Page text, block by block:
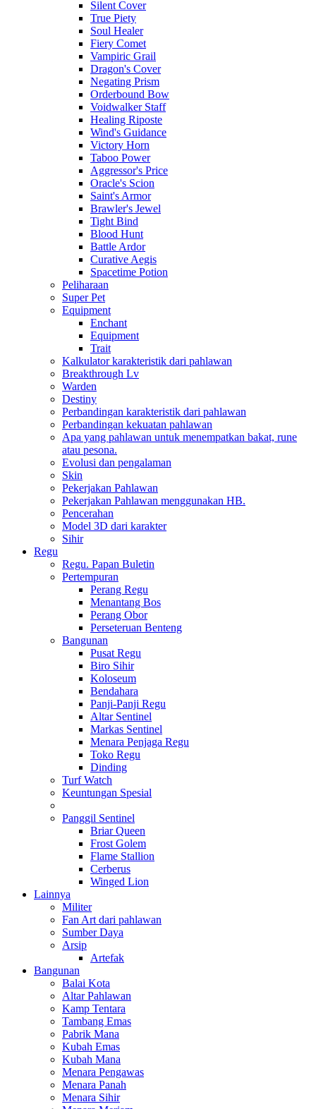
Silent Cover
True Piety
Soul Healer
Fiery Comet
Vampiric Grail
Dragon's Cover
Negating Prism
Orderbound Bow
Voidwalker Staff
Healing Riposte
Wind's Guidance
Victory Horn
Taboo Power
Aggressor's Price
Oracle's Scion
Saint's Armor
Brawler's Jewel
Tight Bind
Blood Hunt
Battle Ardor
Curative Aegis
Spacetime Potion
Peliharaan
Super Pet
Equipment
Enchant
Equipment
Trait
Kalkulator karakteristik dari pahlawan
Breakthrough Lv
Warden
Destiny
Perbandingan karakteristik dari pahlawan
Perbandingan kekuatan pahlawan
Apa yang pahlawan untuk menempatkan bakat, rune
atau pesona.
Evolusi dan pengalaman
Skin
Pekerjakan Pahlawan
Pekerjakan Pahlawan menggunakan HB.
Pencerahan
Model 3D dari karakter
Sihir
Regu
Regu. Papan Buletin
Pertempuran
Perang Regu
Menantang Bos
Perang Obor
Perseteruan Benteng
Bangunan
Pusat Regu
Biro Sihir
Koloseum
Bendahara
Panji-Panji Regu
Altar Sentinel
Markas Sentinel
Menara Penjaga Regu
Toko Regu
Dinding
Turf Watch
Keuntungan Spesial
Panggil Sentinel
Briar Queen
Frost Golem
Flame Stallion
Cerberus
Winged Lion
Lainnya
Militer
Fan Art dari pahlawan
Sumber Daya
Arsip
Artefak
Bangunan
Balai Kota
Altar Pahlawan
Kamp Tentara
Tambang Emas
Pabrik Mana
Kubah Emas
Kubah Mana
Menara Pengawas
Menara Panah
Menara Sihir